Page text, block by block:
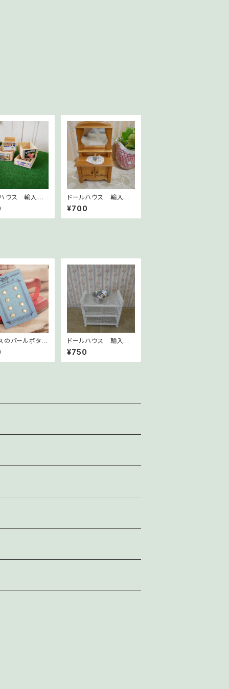
ウス 輸入ミ
ドールハウス 輸入ミ
ニチュア 香水瓶 スト
ライプ
¥700
のパールボタ
ドールハウス 輸入ミ
ニチュア 洗濯セット
¥750